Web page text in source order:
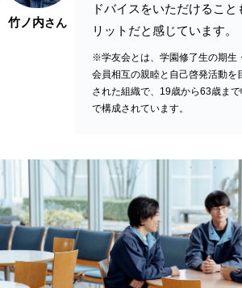
竹ノ内さん
ドバイスをいただけること
リットだと感じています。
※学友会とは、学園修了生の期生
会員相互の親睦と自己啓発活動を
された組織で、19歳から63歳ま
で構成されています。